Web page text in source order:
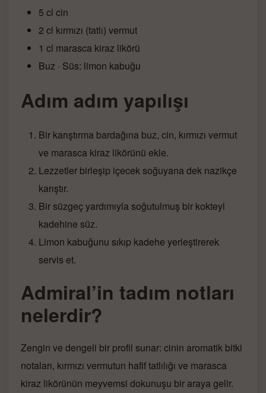
5 cl cin
2 cl kırmızı (tatlı) vermut
1 cl marasca kiraz likörü
Buz · Süs: limon kabuğu
Adım adım yapılışı
Bir karıştırma bardağına buz, cin, kırmızı vermut
ve marasca kiraz likörünü ekle.
Lezzetler birleşip içecek soğuyana dek nazikçe
karıştır.
Bir süzgeç yardımıyla soğutulmuş bir kokteyl
kadehine süz.
Limon kabuğunu sıkıp kadehe yerleştirerek
servis et.
Admiral’in tadım notları
nelerdir?
Zengin ve dengeli bir profil sunar: cinin aromatik bitki
notaları, kırmızı vermutun hafif tatlılığı ve marasca
kiraz likörünün meyvemsi dokunuşu bir araya gelir.